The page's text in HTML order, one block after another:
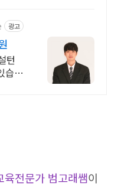
광고
턴
습니
전문가 범고래쌤이